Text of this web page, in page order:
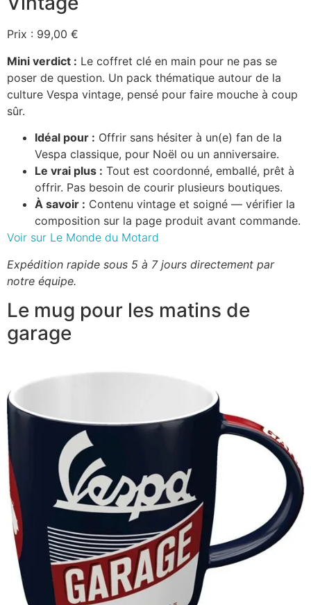
Prix : 99,00 €
Mini verdict : Le coffret clé en main pour ne pas se
poser de question. Un pack thématique autour de la
culture Vespa vintage, pensé pour faire mouche à coup
sûr.
Idéal pour : Offrir sans hésiter à un(e) fan de la
Vespa classique, pour Noël ou un anniversaire.
Le vrai plus : Tout est coordonné, emballé, prêt à
offrir. Pas besoin de courir plusieurs boutiques.
À savoir : Contenu vintage et soigné — vérifier la
composition sur la page produit avant commande.
Voir sur Le Monde du Motard
Expédition rapide sous 5 à 7 jours directement par
notre équipe.
Le mug pour les matins de
garage